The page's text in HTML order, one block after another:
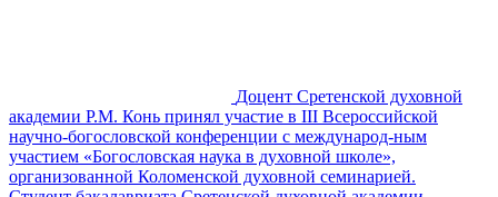
Доцент Сретенской духовной
академии Р.М. Конь принял участие в III Всероссийской
научно-богословской конференции с международ-ным
участием «Богословская наука в духовной школе»,
организованной Коломенской духовной семинарией.